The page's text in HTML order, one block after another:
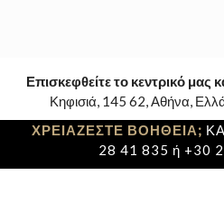
Επισκεφθείτε το κεντρικό μας
Κηφισιά, 145 62, Αθήνα,
ΧΡΕΙΑΖΕΣΤΕ ΒΟΗΘΕΙΑ;
28 41 835 ή +30